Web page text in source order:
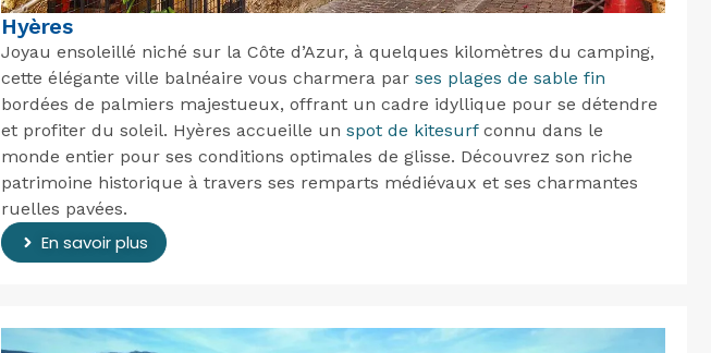
Hyères
Joyau ensoleillé niché sur la Côte d’Azur, à quelques kilomètres du camping,
cette élégante ville balnéaire vous charmera par ses plages de sable fin
bordées de palmiers majestueux, offrant un cadre idyllique pour se détendre
et profiter du soleil. Hyères accueille un spot de kitesurfconnu dans le
monde entier pour ses conditions optimales de glisse. Découvrez son riche
patrimoine historique à travers ses remparts médiévaux et ses charmantes
ruelles pavées.
En savoir plus